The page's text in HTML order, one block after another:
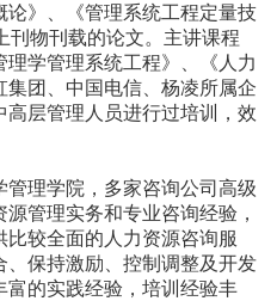
》、《管理系统工程定量技
刊物刊载的论文。主讲课程
学管理系统工程》、《人力
团、中国电信、杨凌所属企
层管理人员进行过培训，效
理学院，多家咨询公司高级
管理实务和专业咨询经验，
较全面的人力资源咨询服
保持激励、控制调整及开发
富的实践经验，培训经验丰